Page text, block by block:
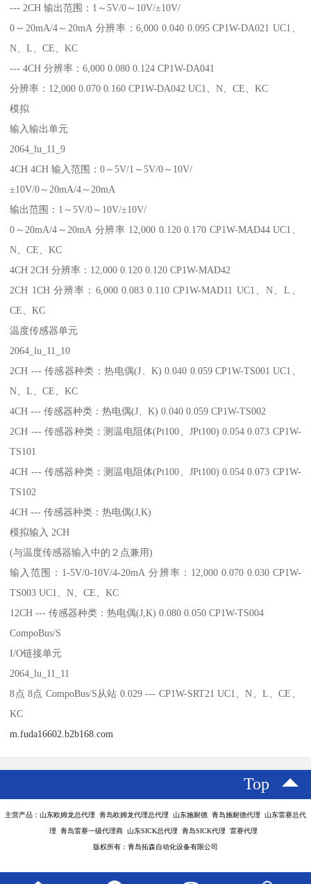
--- 2CH 输出范围：1～5V/0～10V/±10V/
0～20mA/4～20mA 分辨率：6,000 0.040 0.095 CP1W-DA021 UC1、
N、L、CE、KC
--- 4CH 分辨率：6,000 0.080 0.124 CP1W-DA041
分辨率：12,000 0.070 0.160 CP1W-DA042 UC1、N、CE、KC
模拟
输入输出单元
2064_lu_11_9
4CH 4CH 输入范围：0～5V/1～5V/0～10V/
±10V/0～20mA/4～20mA
输出范围：1～5V/0～10V/±10V/
0～20mA/4～20mA 分辨率 12,000 0.120 0.170 CP1W-MAD44 UC1、
N、CE、KC
4CH 2CH 分辨率：12,000 0.120 0.120 CP1W-MAD42
2CH 1CH 分辨率：6,000 0.083 0.110 CP1W-MAD11 UC1、N、L、
CE、KC
温度传感器单元
2064_lu_11_10
2CH --- 传感器种类：热电偶(J、K) 0.040 0.059 CP1W-TS001 UC1、
N、L、CE、KC
4CH --- 传感器种类：热电偶(J、K) 0.040 0.059 CP1W-TS002
2CH --- 传感器种类：测温电阻体(Pt100、JPt100) 0.054 0.073 CP1W-
TS101
4CH --- 传感器种类：测温电阻体(Pt100、JPt100) 0.054 0.073 CP1W-
TS102
4CH --- 传感器种类：热电偶(J,K)
模拟输入 2CH
(与温度传感器输入中的２点兼用)
输入范围：1-5V/0-10V/4-20mA 分辨率：12,000 0.070 0.030 CP1W-
TS003 UC1、N、CE、KC
12CH --- 传感器种类：热电偶(J,K) 0.080 0.050 CP1W-TS004
CompoBus/S
I/O链接单元
2064_lu_11_11
8点 8点 CompoBus/S从站 0.029 --- CP1W-SRT21 UC1、N、L、CE、
KC
m.fuda16602.b2b168.com
Top
主营产品：山东欧姆龙总代理 青岛欧姆龙代理总代理 山东施耐德 青岛施耐德代理 山东雷赛总代
理 青岛雷赛一级代理商 山东SICK总代理 青岛SICK代理 雷赛代理
版权所有：青岛拓森自动化设备有限公司